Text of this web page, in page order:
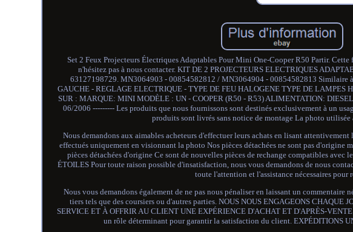
Set 2 Feux Projecteurs Électriques Adaptables Pour Mini One-Cooper R50 Partir.
n'hésitez pas à nous contacter. KIT DE 2 PROJECTEURS ELECTRIQUES
63127198729. MN3064903 - 00854582812 / MN3064904 - 00854582813 Similaire
GAUCHE - REGLAGE ELECTRIQUE - TYPE DE FEU HALOGENE TYPE DE
SUR : MARQUE: MINI MODÈLE : UN - COOPER (R50 - R53) ALIMENTATION:
06/2006 --------- Les produits que nous fournissons sont destinés exclusivement à un
produits sont livrés sans notice de montage La photo
Nous demandons aux aimables acheteurs d'effectuer leurs achats en lisant
effectués uniquement en visionnant la photo Nos pièces détachées ne sont pas
pièces détachées d'origine Ce sont de nouvelles pièces de rechange compatibles
ÉTOILES Pour toute raison possible d'insatisfaction, nous vous demandons de nous
toute l'attention et l'assistance nécessaires pour
Nous vous demandons également de ne pas nous pénaliser en laissant un commentaire
tiers tels que des coursiers ou d'autres parties. NOUS NOUS ENGAGEONS
SERVICE ET À OFFRIR AU CLIENT UNE EXPÉRIENCE D'ACHAT ET D'APRÈS-
un rôle déterminant pour garantir la satisfaction du client. EXPÉDITIONS